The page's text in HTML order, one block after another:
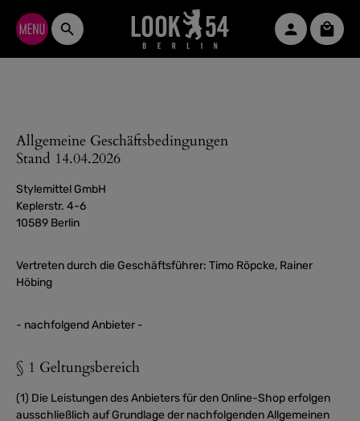
Zum Hauptinhalt springen
Allgemeine Geschäftsbedingungen
Stand 14.04.2026
Stylemittel GmbH
Keplerstr. 4-6
10589 Berlin
Vertreten durch die Geschäftsführer: Timo Röpcke, Rainer
Höbing
- nachfolgend Anbieter -
§ 1 Geltungsbereich
(1) Die Leistungen des Anbieters für den Online-Shop erfolgen
ausschließlich auf Grundlage der nachfolgenden Allgemeinen